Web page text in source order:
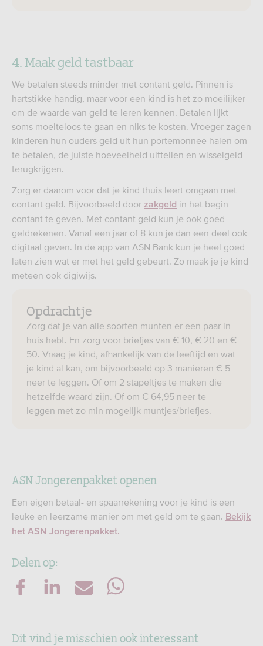
4. Maak geld tastbaar
We betalen steeds minder met contant geld. Pinnen is
hartstikke handig, maar voor een kind is het zo moeilijker
om de waarde van geld te leren kennen. Betalen lijkt
soms moeiteloos te gaan en niks te kosten. Vroeger zagen
kinderen hun ouders geld uit hun portemonnee halen om
te betalen, de juiste hoeveelheid uittellen en wisselgeld
terugkrijgen.
Zorg er daarom voor dat je kind thuis leert omgaan met
contant geld. Bijvoorbeeld door zakgeld in het begin
contant te geven. Met contant geld kun je ook goed
geldrekenen. Vanaf een jaar of 8 kun je dan een deel ook
digitaal geven. In de app van ASN Bank kun je heel goed
laten zien wat er met het geld gebeurt. Zo maak je je kind
meteen ook digiwijs.
Opdrachtje
Zorg dat je van alle soorten munten er een paar in
huis hebt. En zorg voor briefjes van € 10, € 20 en €
50. Vraag je kind, afhankelijk van de leeftijd en wat
je kind al kan, om bijvoorbeeld op 3 manieren € 5
neer te leggen. Of om 2 stapeltjes te maken die
hetzelfde waard zijn. Of om € 64,95 neer te
leggen met zo min mogelijk muntjes/briefjes.
ASN Jongerenpakket openen
Een eigen betaal- en spaarrekening voor je kind is een
leuke en leerzame manier om met geld om te gaan. Bekijk
het ASN Jongerenpakket.
Delen op:
Dit vind je misschien ook interessant